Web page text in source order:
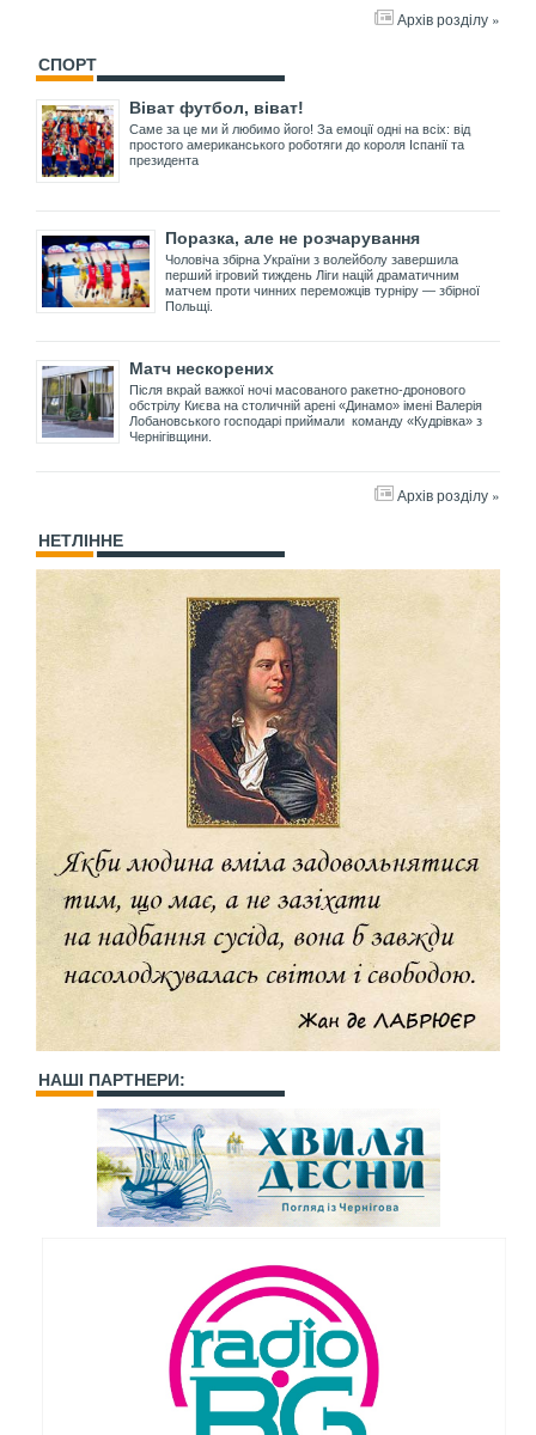
Архів розділу »
СПОРТ
Віват футбол, віват!
Саме за це ми й любимо його! За емоції одні на всіх: від
простого американського роботяги до короля Іспанії та
президента
Поразка, але не розчарування
Чоловіча збірна України з волейболу завершила
перший ігровий тиждень Ліги націй драматичним
матчем проти чинних переможців турніру — збірної
Польщі.
Матч нескорених
Після вкрай важкої ночі масованого ракетно-дронового
обстрілу Києва на столичній арені «Динамо» імені Валерія
Лобановського господарі приймали команду «Кудрівка» з
Чернігівщини.
Архів розділу »
НЕТЛІННЕ
НАШІ ПАРТНЕРИ: